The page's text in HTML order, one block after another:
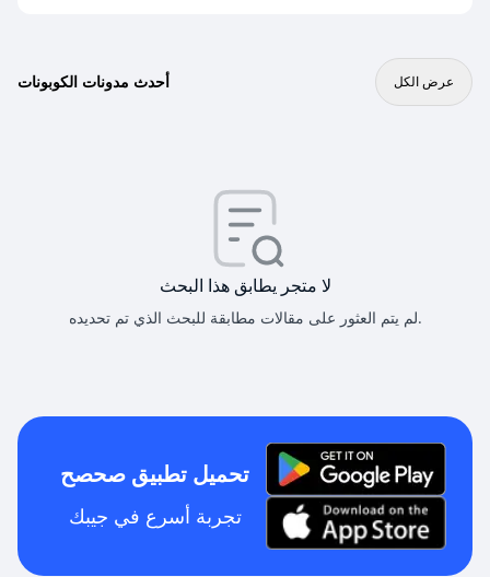
أحدث مدونات الكوبونات عرض الكل
لا متجر يطابق هذا البحث
لم يتم العثور على مقالات مطابقة للبحث الذي تم تحديده.
تحميل تطبيق صحصح
تجربة أسرع في جيبك